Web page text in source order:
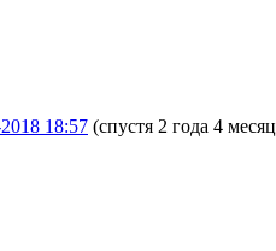
18:57 (спустя 2 года 4